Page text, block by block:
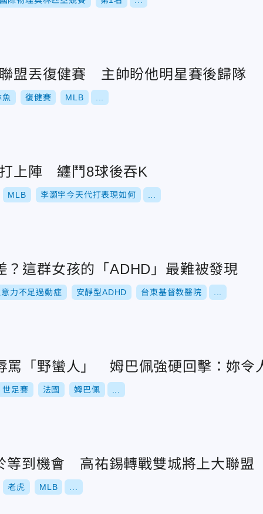
盟丟復健賽 主帥盼他明星賽後歸隊
復健賽 MLB
上陣 纏鬥8球後吞K
MLB 李灝宇今天代打表現如何
？這群女孩的「ADHD」最難被發現
力不足過動症 安靜型ADHD 台東基督教醫院
罵「野蠻人」 姆巴佩強硬回擊：妳令
世足賽 法國 姆巴佩
等到機會 高祐錫轉戰雙城將上大聯盟
老虎 MLB